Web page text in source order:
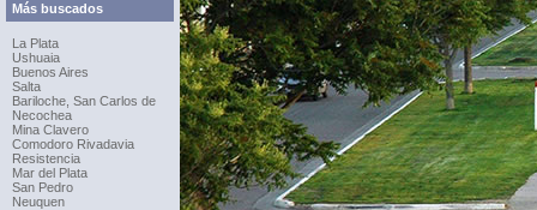
Más buscados
La Plata
Ushuaia
Buenos Aires
Salta
Bariloche, San Carlos de
Necochea
Mina Clavero
Comodoro Rivadavia
Resistencia
Mar del Plata
San Pedro
Neuquen